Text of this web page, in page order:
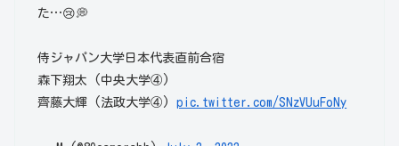
た…😢💭
侍ジャパン大学日本代表直前合宿
森下翔太 (中央大学④)
齊藤大輝 (法政大学④)pic.twitter.com/SNzVUuFoNy